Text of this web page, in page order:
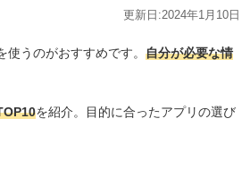
更新日:2024年1月10日
使うのがおすすめです。自分が必要な情
を紹介。目的に合ったアプリの選び